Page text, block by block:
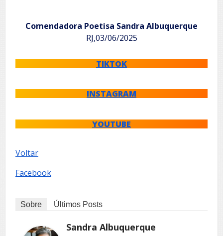
Comendadora Poetisa Sandra Albuquerque
RJ,03/06/2025
TIKTOK
INSTAGRAM
YOUTUBE
Voltar
Facebook
Sobre Últimos Posts
Sandra Albuquerque